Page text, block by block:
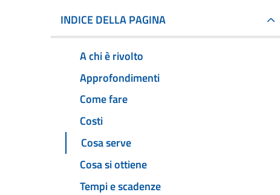
INDICE DELLA PAGINA
A chi è rivolto
Approfondimenti
Come fare
Costi
Cosa serve
Cosa si ottiene
Tempi e scadenze